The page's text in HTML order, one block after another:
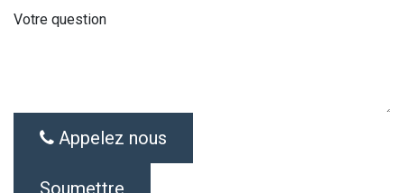
Votre question
Appelez nous
Soumettre